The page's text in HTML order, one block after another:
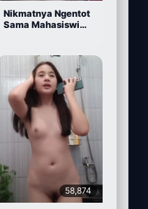
Nikmatnya Ngentot
Sama Mahasiswi
58,874